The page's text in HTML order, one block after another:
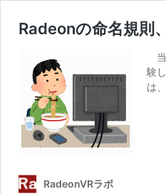
Radeonの命名規則
当
験
は
RadeonVRラボ